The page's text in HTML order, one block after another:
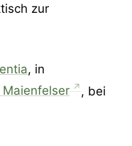
zur
, in
, bei